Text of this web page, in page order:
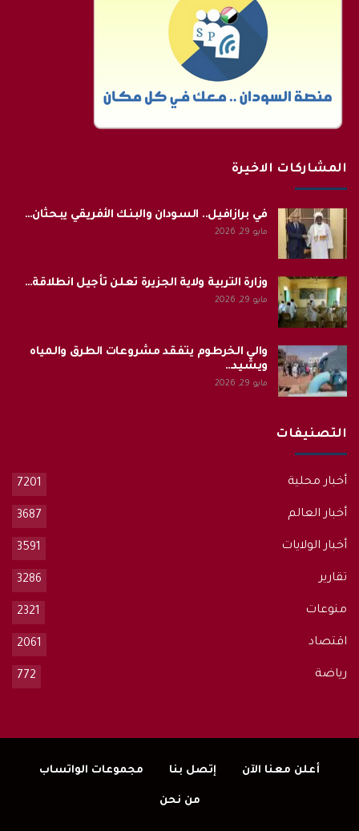
المشاركات الاخيرة
في برازافيل.. السودان والبنك الأفريقي يبحثان…
مايو 29, 2026
وزارة التربية ولاية الجزيرة تعلن تأجيل انطلاقة…
مايو 29, 2026
والي الخرطوم يتفقد مشروعات الطرق والمياه
ويشيد…
مايو 29, 2026
التصنيفات
أخبار محلية 7201
أخبار العالم 3687
أخبار الولايات 3591
تقارير 3286
منوعات 2321
اقتصاد 2061
رياضة 772
أعلن معنا الآن إتصل بنا مجموعات الواتساب
من نحن